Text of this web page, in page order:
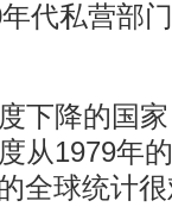
代私营部
降的国家
从1979年
全球统计